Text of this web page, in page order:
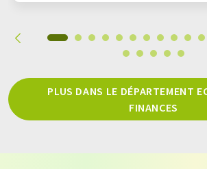
PLUS DANS LE DÉPARTEMENT
FINANCES